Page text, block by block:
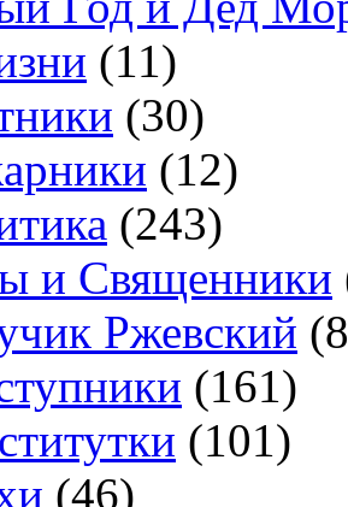
(11)
(30)
(12)
(243)
и Священники
Ржевский
(161)
(101)
(46)